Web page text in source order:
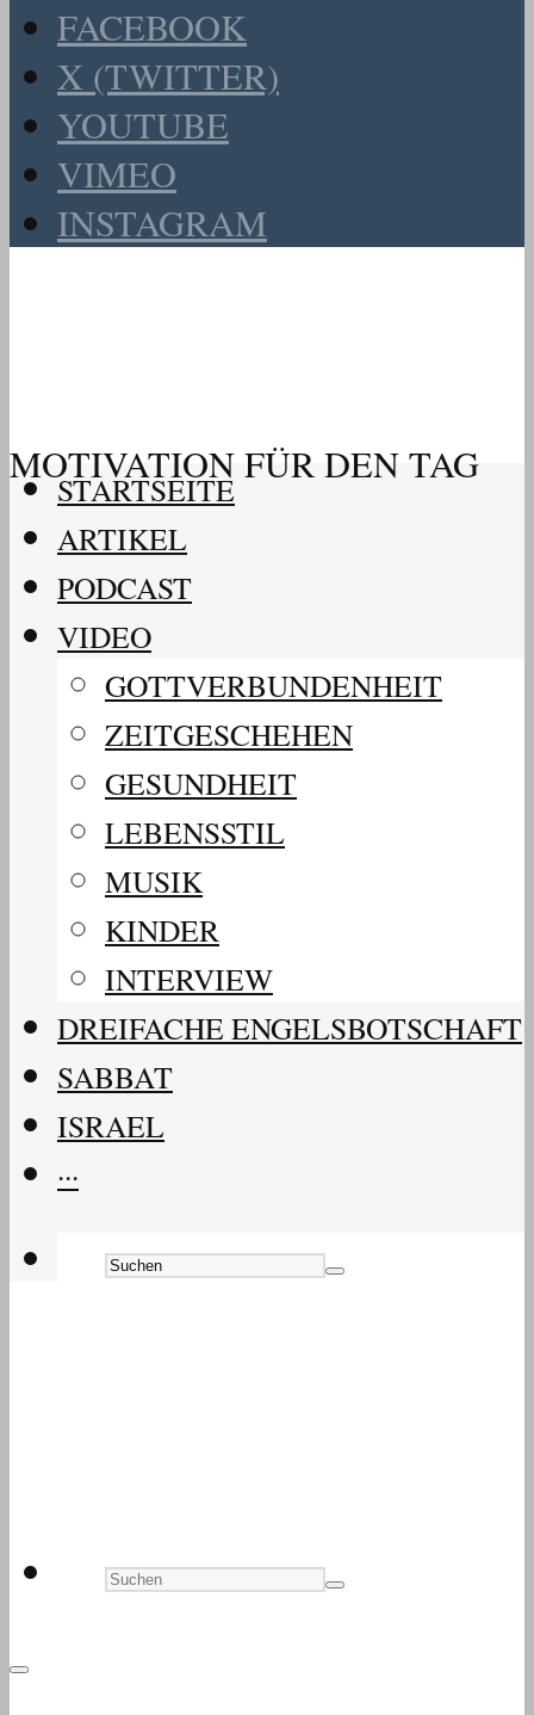
FACEBOOK
X (TWITTER)
YOUTUBE
VIMEO
INSTAGRAM
MOTIVATION FÜR DEN TAG
STARTSEITE
ARTIKEL
PODCAST
VIDEO
GOTTVERBUNDENHEIT
ZEITGESCHEHEN
GESUNDHEIT
LEBENSSTIL
MUSIK
KINDER
INTERVIEW
DREIFACHE ENGELSBOTSCHAFT
SABBAT
ISRAEL
···